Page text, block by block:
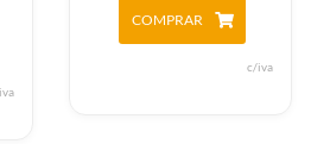
COMPRAR
c/iva